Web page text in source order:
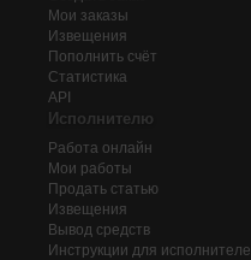
Мои заказы
Извещения
Пополнить счёт
Статистика
API
Исполнителю
Работа онлайн
Мои работы
Продать статью
Извещения
Вывод средств
Инструкции для